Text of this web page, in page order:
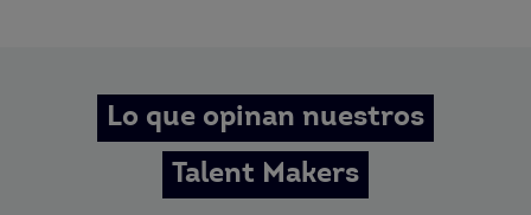
Lo que opinan nuestros
Talent Makers